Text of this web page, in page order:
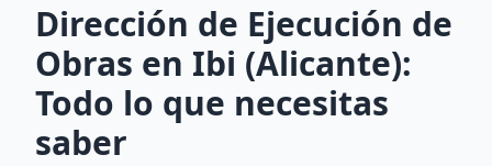
Dirección de Ejecución de
Obras en Ibi (Alicante):
Todo lo que necesitas
saber